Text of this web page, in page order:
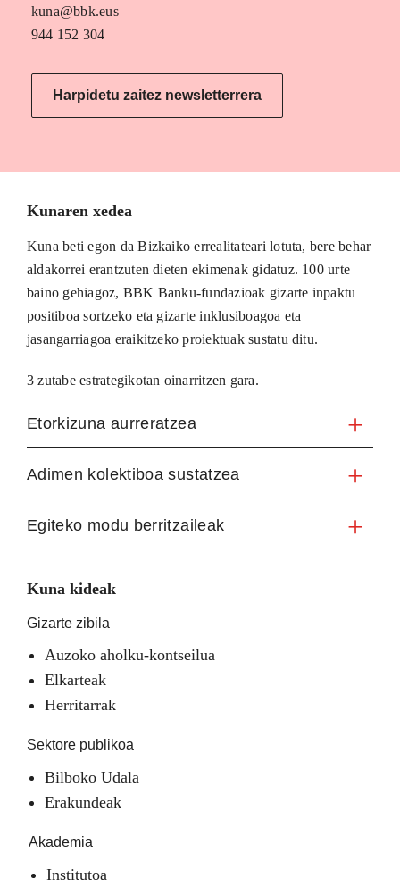
kuna@bbk.eus
944 152 304
Harpidetu zaitez newsletterrera
Kunaren xedea
Kuna beti egon da Bizkaiko errealitateari lotuta, bere behar
aldakorrei erantzuten dieten ekimenak gidatuz. 100 urte
baino gehiagoz, BBK Banku-fundazioak gizarte inpaktu
positiboa sortzeko eta gizarte inklusiboagoa eta
jasangarriagoa eraikitzeko proiektuak sustatu ditu.
3 zutabe estrategikotan oinarritzen gara.
Etorkizuna aurreratzea
Adimen kolektiboa sustatzea
Egiteko modu berritzaileak
Kuna kideak
Gizarte zibila
Auzoko aholku-kontseilua
Elkarteak
Herritarrak
Sektore publikoa
Bilboko Udala
Erakundeak
Akademia
Institutoa